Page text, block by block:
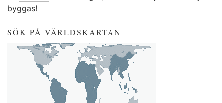
byggas!
SÖK PÅ VÄRLDSKARTAN